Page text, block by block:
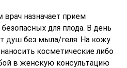
назначает прием
для плода. В день
душ без мыла/геля. На кожу
косметические либо
в женскую консультацию